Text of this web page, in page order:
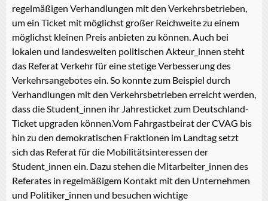
regelmäßigen Verhandlungen mit den Verkehrsbetrieben,
um ein Ticket mit möglichst großer Reichweite zu einem
möglichst kleinen Preis anbieten zu können. Auch bei
lokalen und landesweiten politischen Akteur_innen steht
das Referat Verkehr für eine stetige Verbesserung des
Verkehrsangebotes ein. So konnte zum Beispiel durch
Verhandlungen mit den Verkehrsbetrieben erreicht werden,
dass die Student_innen ihr Jahresticket zum Deutschland-
Ticket upgraden können.Vom Fahrgastbeirat der CVAG bis
hin zu den demokratischen Fraktionen im Landtag setzt
sich das Referat für die Mobilitätsinteressen der
Student_innen ein. Dazu stehen die Mitarbeiter_innen des
Referates in regelmäßigem Kontakt mit den Unternehmen
und Politiker_innen und besuchen wichtige